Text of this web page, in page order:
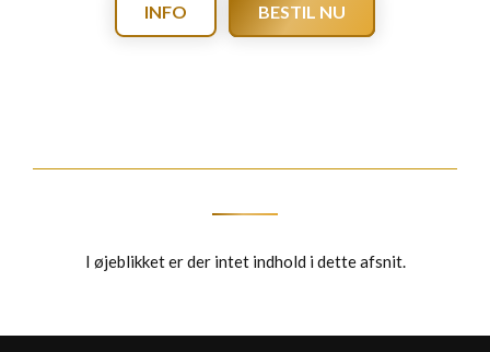
INFO BESTIL NU
I øjeblikket er der intet indhold i dette afsnit.